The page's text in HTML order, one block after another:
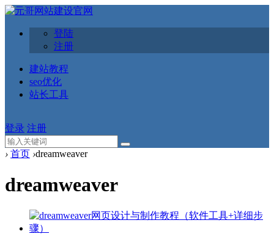
登陆
注册
建站教程
seo优化
站长工具
登录 注册
› 首页 ›dreamweaver
dreamweaver